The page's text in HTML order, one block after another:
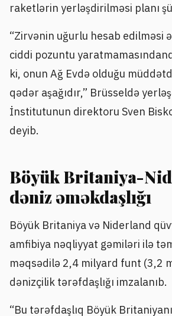
raketlərin yerləşdirilməsi planı
“Zirvənin uğurlu hesab edilməsi
ciddi pozuntu
ki, onun Ağ Evdə olduğu
qədər aşağıdır,” Brüsseldə
İnstitutunun direktoru Sven
deyib.
Böyük Britaniya-
dəniz əməkdaşlığı
Böyük Britaniya və Niderland
amfibiya nəqliyyat gəmiləri ilə
məqsədilə 2,4 milyard funt (3,2
dənizçilik tərəfdaşlığı imzalanıb.
“Bu tərəfdaşlıq Böyük